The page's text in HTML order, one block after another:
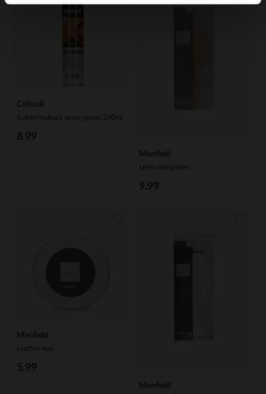
Collonil
Suède/nubuck spray groen 200ml
8.99
Manfield
Leren inlegzolen
9.99
Manfield
Leather wax
5.99
Manfield